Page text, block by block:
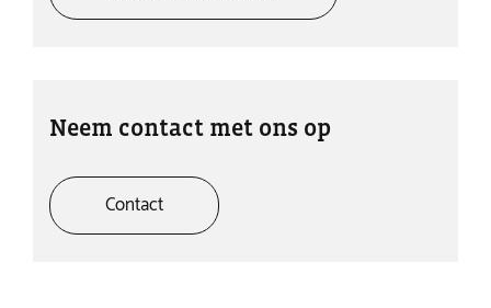
Neem contact met ons op
Contact